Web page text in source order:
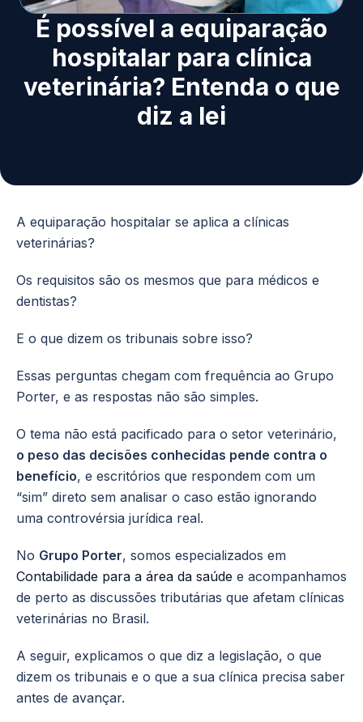
É possível a equiparação
hospitalar para clínica
veterinária? Entenda o que
diz a lei
A equiparação hospitalar se aplica a clínicas
veterinárias?
Os requisitos são os mesmos que para médicos e
dentistas?
E o que dizem os tribunais sobre isso?
Essas perguntas chegam com frequência ao Grupo
Porter, e as respostas não são simples.
O tema não está pacificado para o setor veterinário,
o peso das decisões conhecidas pende contra o
benefício, e escritórios que respondem com um
“sim” direto sem analisar o caso estão ignorando
uma controvérsia jurídica real.
No Grupo Porter, somos especializados em
Contabilidade para a área da saúde e acompanhamos
de perto as discussões tributárias que afetam clínicas
veterinárias no Brasil.
A seguir, explicamos o que diz a legislação, o que
dizem os tribunais e o que a sua clínica precisa saber
antes de avançar.